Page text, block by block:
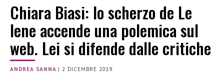
Chiara Biasi: lo scherzo de Le
Iene accende una polemica sul
web. Lei si difende dalle critiche
ANDREA SANNA |2 DICEMBRE 2019